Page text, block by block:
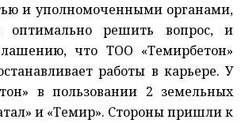
и уполномоченными органами,
оптимально решить вопрос, и
что ТОО «Темирбетон»
работы в карьере. У
в пользовании 2 земельных
и «Темир». Стороны пришли к